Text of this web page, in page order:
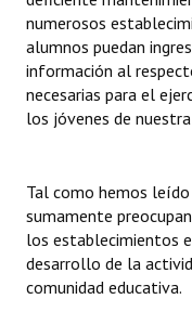
numerosos
alumnos puedan
información al
necesarias para el
los jóvenes de nuestra
Tal como hemos
sumamente
los establecimientos
desarrollo de la
comunidad educativa.